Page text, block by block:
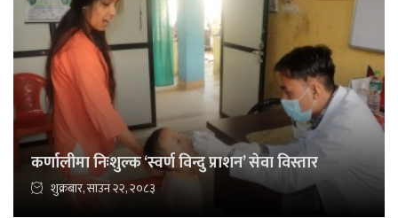
कर्णालीमा निःशुल्क ‘स्वर्ण विन्दु प्राशन’ सेवा विस्तार
शुक्रबार, साउन २२, २०८३